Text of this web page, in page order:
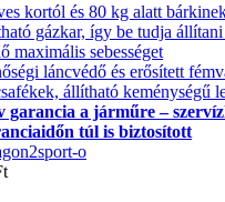
kortól és 80 kg alatt
gázkar, így be tudja
maximális sebességet
láncvédő és erősített
állítható keménységű
garancia a járműre –
túl is biztosított
o